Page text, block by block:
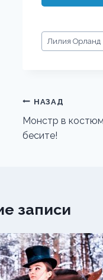
Метки
записи:
Лилия Орланд
Навигация
по
записям
НАЗАД
Монстр в
бесите!
записи